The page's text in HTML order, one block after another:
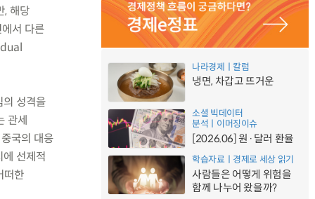
, 해당
서 다른
의 성격을
관세
국의 대응
선제적
떠한
나라경제ㅣ칼럼
냉면, 차갑고 뜨거운
소셜 빅데이터
분석ㅣ이머징이슈
[2026.06] 원·달러 환율
학습자료ㅣ경제로 세상 읽기
사람들은 어떻게 위험을
함께 나누어 왔을까?